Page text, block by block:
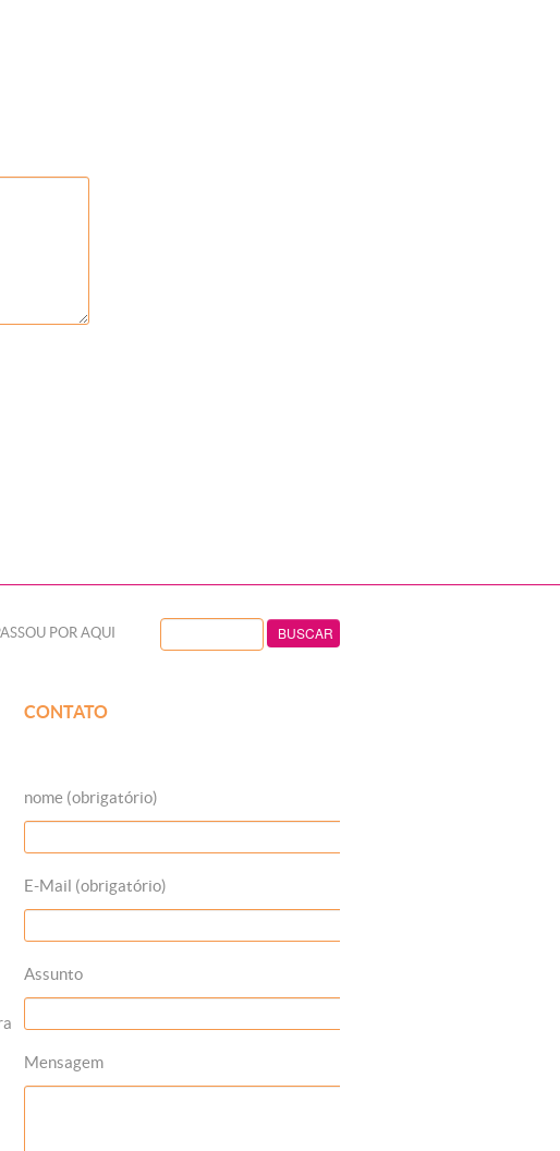
POR AQUI
CONTATO
nome (obrigatório)
E-Mail (obrigatório)
Assunto
Mensagem